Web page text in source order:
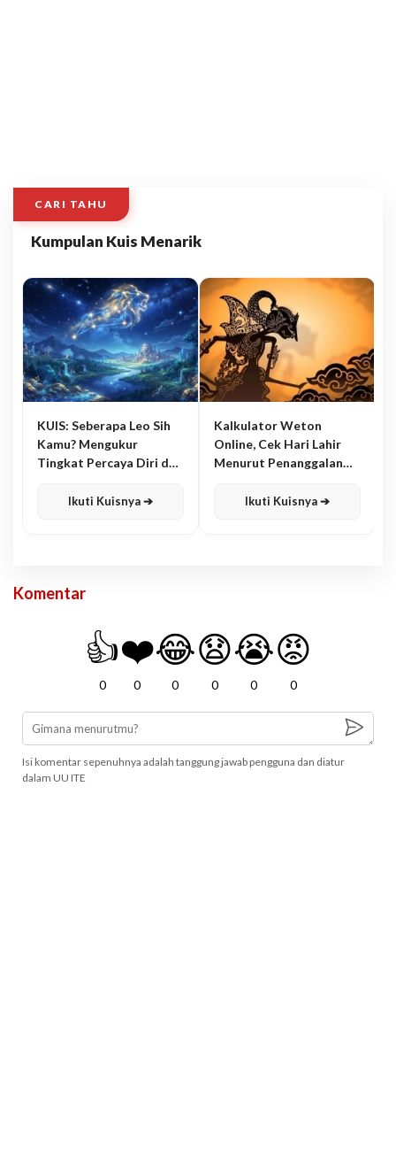
CARI TAHU
Kumpulan Kuis Menarik
KUIS: Seberapa Leo Sih
Kamu? Mengukur
Tingkat Percaya Diri dan
Ikuti Kuisnya ➔
Kalkulator Weton
Online, Cek Hari Lahir
Menurut Penanggalan
Ikuti Kuisnya ➔
Komentar
👍
0
❤️
0
😂
0
😧
0
😭
0
😡
0
Isi komentar sepenuhnya adalah tanggung jawab pengguna dan diatur
dalam UU ITE